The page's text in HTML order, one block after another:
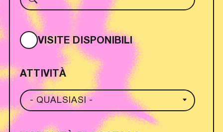
ATTIVITÀ
VISITE DISPONIBILI